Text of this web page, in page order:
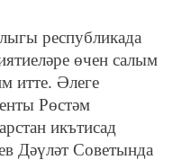
республикада
өчен салым
итте. Әлеге
Рөстәм
икътисад
Дәүләт Советында